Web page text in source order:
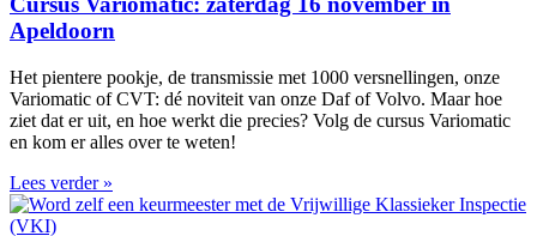
Apeldoorn
Het pientere pookje, de transmissie met 1000 versnellingen, onze
Variomatic of CVT: dé noviteit van onze Daf of Volvo. Maar hoe
ziet dat er uit, en hoe werkt die precies? Volg de cursus Variomatic
en kom er alles over te weten!
Lees verder »